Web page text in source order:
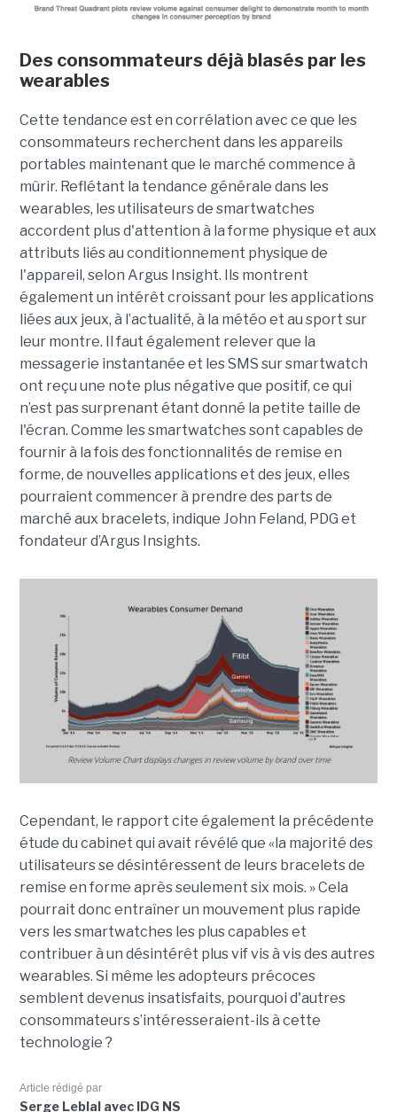
Des consommateurs déjà blasés par les
wearables
Cette tendance est en corrélation avec ce que les
consommateurs recherchent dans les appareils
portables maintenant que le marché commence à
mûrir. Reflétant la tendance générale dans les
wearables, les utilisateurs de smartwatches
accordent plus d'attention à la forme physique et aux
attributs liés au conditionnement physique de
l'appareil, selon Argus Insight. Ils montrent
également un intérêt croissant pour les applications
liées aux jeux, à l’actualité, à la météo et au sport sur
leur montre. Il faut également relever que la
messagerie instantanée et les SMS sur smartwatch
ont reçu une note plus négative que positif, ce qui
n’est pas surprenant étant donné la petite taille de
l'écran. Comme les smartwatches sont capables de
fournir à la fois des fonctionnalités de remise en
forme, de nouvelles applications et des jeux, elles
pourraient commencer à prendre des parts de
marché aux bracelets, indique John Feland, PDG et
fondateur d’Argus Insights.
Cependant, le rapport cite également la précédente
étude du cabinet qui avait révélé que «la majorité des
utilisateurs se désintéressent de leurs bracelets de
remise en forme après seulement six mois. » Cela
pourrait donc entraîner un mouvement plus rapide
vers les smartwatches les plus capables et
contribuer à un désintérêt plus vif vis à vis des autres
wearables. Si même les adopteurs précoces
semblent devenus insatisfaits, pourquoi d'autres
consommateurs s’intéresseraient-ils à cette
technologie ?
Article rédigé par
Serge Leblal avec IDG NS